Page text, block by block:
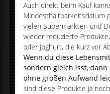
Auch direkt beim Kauf
Mindesthaltbarkeitsdatum
vielen Supermärkten und
wieder reduzierte
oder Joghurt, die kurz vor
Wenn du diese
sondern gleich isst,
ohne großen Aufwand
sind diese Produkte ja